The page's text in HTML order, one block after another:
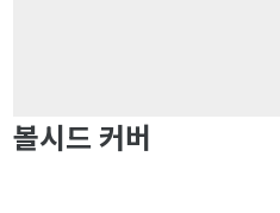
볼시드 커버